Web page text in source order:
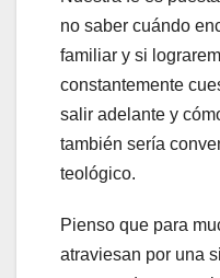
no saber cuándo
familiar y si
constantemente
salir adelante y
también sería
teológico.
Pienso que para
atraviesan por una